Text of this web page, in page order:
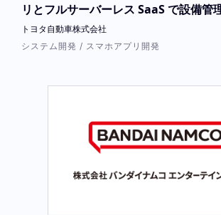
リとフルサーバーレス SaaS で設備管
トヨタ自動車株式会社
システム開発 / スマホアプリ開発